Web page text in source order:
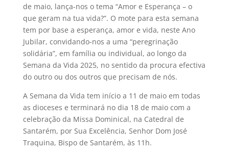
de maio, lança-nos o tema “Amor e Esperança – o
que geram na tua vida?”. O mote para esta semana
tem por base a esperança, amor e vida, neste Ano
Jubilar, convidando-nos a uma “peregrinação
solidária”, em família ou individual, ao longo da
Semana da Vida 2025, no sentido da procura efectiva
do outro ou dos outros que precisam de nós.
A Semana da Vida tem início a 11 de maio em todas
as dioceses e terminará no dia 18 de maio com a
celebração da Missa Dominical, na Catedral de
Santarém, por Sua Excelência, Senhor Dom José
Traquina, Bispo de Santarém, às 11h.